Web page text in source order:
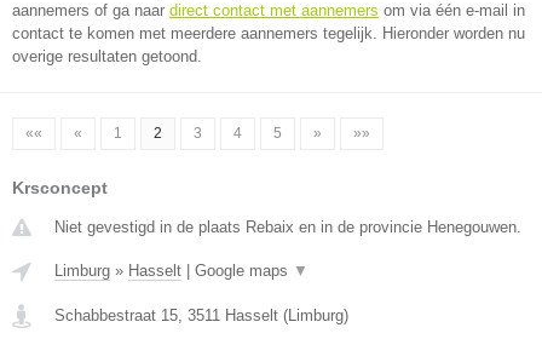
aannemers of ga naar direct contact met aannemers om via één e-mail in
contact te komen met meerdere aannemers tegelijk. Hieronder worden nu
overige resultaten getoond.
«« « 1 2 3 4 5 » »»
Krsconcept
Niet gevestigd in de plaats Rebaix en in de provincie Henegouwen.
Limburg » Hasselt Google maps ▼
Schabbestraat 15, 3511 Hasselt (Limburg)